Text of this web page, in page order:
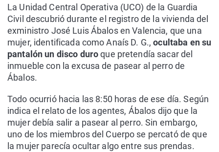
La Unidad Central Operativa (UCO) de la Guardia
Civil descubrió durante el registro de la vivienda del
exministro José Luis Ábalos en Valencia, que una
mujer, identificada como Anaís D. G., ocultaba en su
pantalón un disco duroque pretendía sacar del
inmueble con la excusa de pasear al perro de
Ábalos.
Todo ocurrió hacia las 8:50 horas de ese día. Según
indica el relato de los agentes, Ábalos dijo que la
mujer debía salir a pasear al perro. Sin embargo,
uno de los miembros del Cuerpo se percató de que
la mujer parecía ocultar algo entre sus prendas.